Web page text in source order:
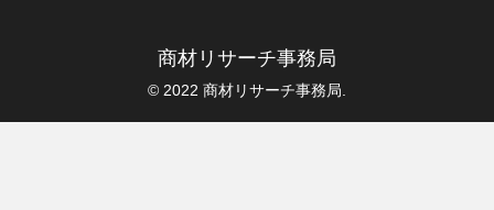
商材リサーチ事務局
© 2022 商材リサーチ事務局.